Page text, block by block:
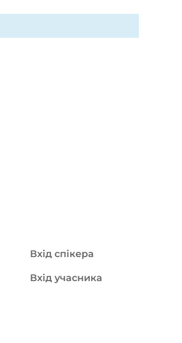
Вхід спікера
Вхід учасника